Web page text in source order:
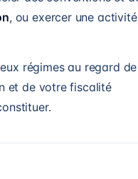
, ou exercer une activité
régimes au regard
et de votre fiscalité